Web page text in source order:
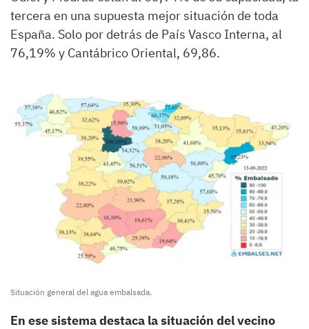
tercera en una supuesta mejor situación de toda
España. Solo por detrás de País Vasco Interna, al
76,19% y Cantábrico Oriental, 69,86.
Situación general del agua embalsada.
En ese sistema destaca la situación del vecino